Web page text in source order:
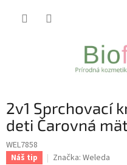
2v1 Sprchovací
deti Čarovná
WEL7858
Náš tip Značka: Weleda